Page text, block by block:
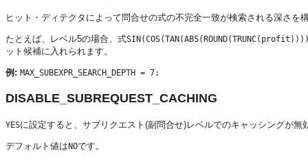
ヒット・ディテクタによって問合せの式の不完全一致が検索される深さを
たとえば、レベル5の場合、式
ット候補に入れられます。
例: MAX_SUBEXPR_SEARCH_DEPTH = 7;
DISABLE_SUBREQUEST_CACHING
YESに設定すると、サブリクエスト(副問合せ)レベルでのキャッシングが無
デフォルト値はNOです。